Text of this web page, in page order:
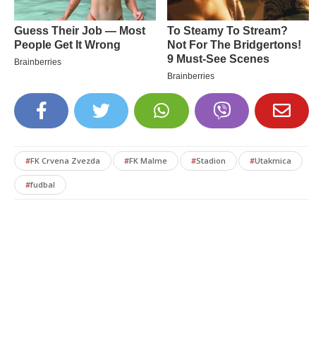
#FK Crvena Zvezda #FK Malme #Stadion #Utakmica
#fudbal